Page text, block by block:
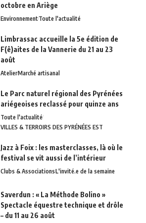
octobre en Ariège
EnvironnementToute l'actualité
Limbrassac accueille la 5e édition de
F(ê)aites de la Vannerie du 21 au 23
août
AtelierMarché artisanal
Le Parc naturel régional des Pyrénées
ariégeoises reclassé pour quinze ans
Toute l'actualité
VILLES & TERROIRS DES PYRÉNÉES EST
Jazz à Foix : les masterclasses, là où le
festival se vit aussi de l’intérieur
Clubs & AssociationsL'invité.e de la semaine
Saverdun : « La Méthode Bolino »
Spectacle équestre technique et drôle
– du 11 au 26 août